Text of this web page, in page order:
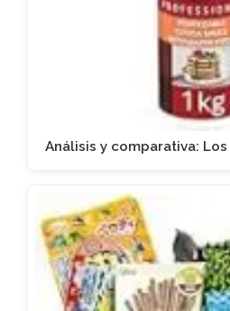
Análisis y comparativa: